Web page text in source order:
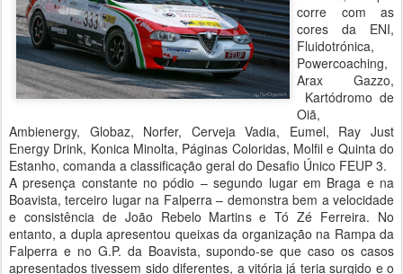
corre com as
cores da ENI,
Fluidotrónica,
Powercoaching,
Arax Gazzo,
Kartódromo de
Oiã,
Ambienergy, Globaz, Norfer, Cerveja Vadia, Eumel, Ray Just
Energy Drink, Konica Minolta, Páginas Coloridas, Molfil e Quinta do
Estanho, comanda a classificação geral do Desafio Único FEUP 3.
A presença constante no pódio – segundo lugar em Braga e na
Boavista, terceiro lugar na Falperra – demonstra bem a velocidade
e consistência de João Rebelo Martins e Tó Zé Ferreira. No
entanto, a dupla apresentou queixas da organização na Rampa da
Falperra e no G.P. da Boavista, supondo-se que caso os casos
apresentados tivessem sido diferentes, a vitória já teria surgido e o